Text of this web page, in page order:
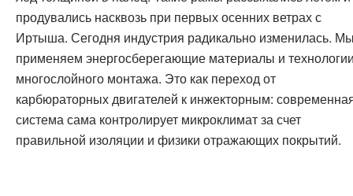
продувались насквозь при первых осенних ветрах с
Иртыша. Сегодня индустрия радикально изменилась.
применяем энергосберегающие материалы и
многослойного монтажа. Это как переход от
карбюраторных двигателей к инжекторным:
система сама контролирует микроклимат за счет
правильной изоляции и физики отражающих покрытий.